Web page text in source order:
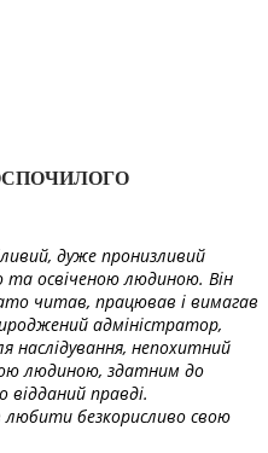
дуже пронизливий
та освіченою людиною. Він
читав, працював і вимагав
адміністратор,
наслідування, непохитний
людиною, здатним до
відданий правді.
любити безкорисливо свою